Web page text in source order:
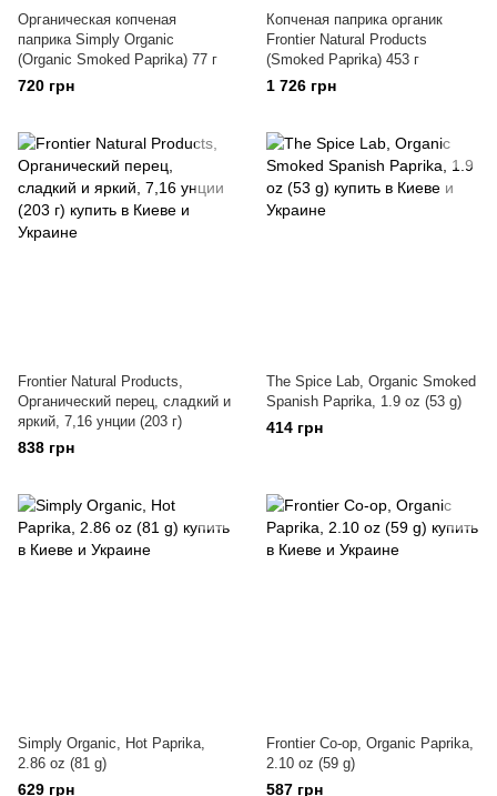
Органическая копченая
паприка Simply Organic
(Organic Smoked Paprika) 77 г
720 грн
Копченая паприка органик
Frontier Natural Products
(Smoked Paprika) 453 г
1 726 грн
Frontier Natural Products,
Органический перец, сладкий и
яркий, 7,16 унции (203 г)
838 грн
The Spice Lab, Organic Smoked
Spanish Paprika, 1.9 oz (53 g)
414 грн
Simply Organic, Hot Paprika,
2.86 oz (81 g)
629 грн
Frontier Co-op, Organic Paprika,
2.10 oz (59 g)
587 грн